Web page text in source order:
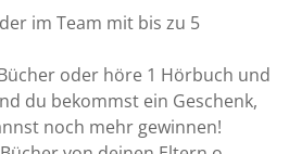
im Team mit bis zu 5
oder höre 1 Hörbuch und
du bekommst ein Geschenk,
noch mehr gewinnen!